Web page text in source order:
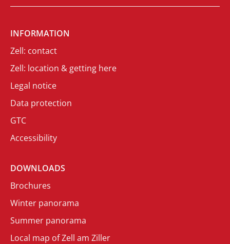
INFORMATION
Zell: contact
Zell: location & getting here
Legal notice
Data protection
GTC
Accessibility
DOWNLOADS
Brochures
Winter panorama
Summer panorama
Local map of Zell am Ziller